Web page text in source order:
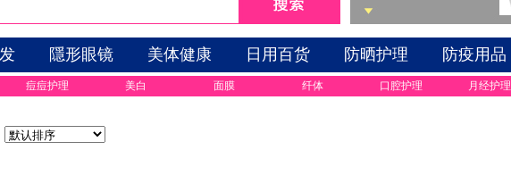
隱形眼镜 美体健康 日用百货 防晒护理 防疫用品
痘痘护理 美白 面膜 纤体 口腔护理 月经护理